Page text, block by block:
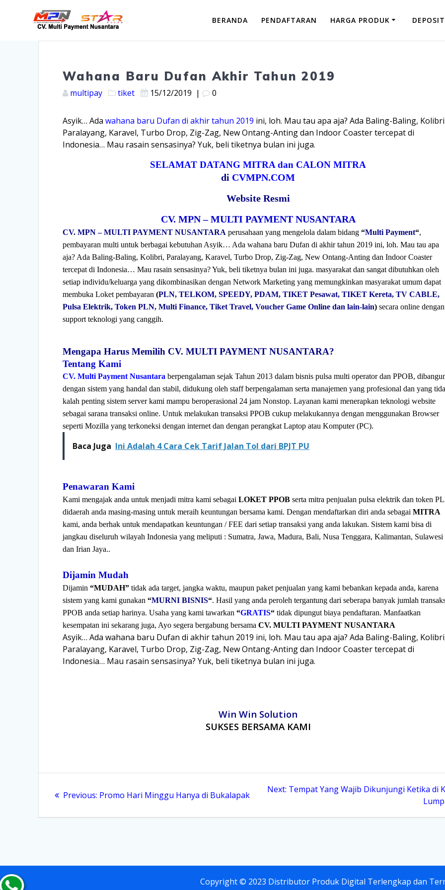
BERANDA PENDAFTARAN HARGA PRODUK DEPOSIT
Wahana Baru Dufan Akhir Tahun 2019
multipay tiket 15/12/2019 | 0
Asyik… Adawahana baru Dufan di akhir tahun 2019 ini, loh. Mau tau apa aja? Ada Baling-Baling,
Paralayang, Karavel, Turbo Drop, Zig-Zag, New Ontang-Anting dan Indoor Coaster tercepat di
Indonesia… Mau rasain sensasinya? Yuk, beli tiketnya bulan ini juga.
SELAMAT DATANG MITRA dan CALON MITRA
di CVMPN.COM
Website Resmi
CV. MPN – MULTI PAYMENT NUSANTARA
CV. MPN – MULTI PAYMENT NUSANTARA perusahaan yang mengelola dalam bidang“Multi Payment“,
pembayaran multi untuk berbagai kebutuhan Asyik… Ada wahana baru Dufan di akhir tahun 2019 ini, loh. Mau tau apa
aja? Ada Baling-Baling, Kolibri, Paralayang, Karavel, Turbo Drop, Zig-Zag, New Ontang-Anting dan Indoor Coaster
tercepat di Indonesia… Mau rasain sensasinya? Yuk, beli tiketnya bulan ini juga. masyarakat dan sangat dibutuhkan oleh
setiap individu/keluarga yang dikombinasikan dengan Network Marketing yang memungkinkan masyarakat umum dapat
membuka Loket pembayaran(PLN, TELKOM, SPEEDY, PDAM, TIKET Pesawat, TIKET Kereta, TV CABLE,
Pulsa Elektrik, Token PLN, Multi Finance, Tiket Travel, Voucher Game Online dan lain-lain) secara online dengan
support teknologi yang canggih.
Mengapa Harus Memilih CV. MULTI PAYMENT NUSANTARA?
Tentang Kami
CV. Multi Payment Nusantara berpengalaman sejak Tahun 2013 dalam bisnis pulsa multi operator dan PPOB,
dengan sistem yang handal dan stabil, didukung oleh staff berpengalaman serta manajemen yang profesional dan yang
kalah penting sistem server kami mampu beroperasional 24 jam Nonstop. Layanan kami menerapkan teknologi website
sebagai sarana transaksi online. Untuk melakukan transaksi PPOB cukup melakukannya dengan menggunakan Browser
seperti Mozilla yang terkoneksi dengan internet dan dengan perangkat Laptop atau Komputer (PC).
Baca Juga Ini Adalah 4 Cara Cek Tarif Jalan Tol dari BPJT PU
Penawaran Kami
Kami mengajak anda untuk menjadi mitra kami sebagaiLOKET PPOB serta mitra penjualan pulsa elektrik dan token
didaerah anda masing-masing untuk meraih keuntungan bersama kami. Dengan mendaftarkan diri anda sebagaiMITRA
kami, anda berhak untuk mendapatkan keuntungan / FEE dari setiap transaksi yang anda lakukan. Sistem kami bisa di
jangkau diseluruh wilayah Indonesia yang meliputi : Sumatra, Jawa, Madura, Bali, Nusa Tenggara, Kalimantan, Sulawesi
dan Irian Jaya..
Dijamin Mudah
Dijamin“MUDAH” tidak ada target, jangka waktu, maupun paket penjualan yang kami bebankan kepada anda, karena
sistem yang kami gunakan“MURNI BISNIS“. Hasil yang anda peroleh tergantung dari seberapa banyak jumlah
PPOB anda setiap harinya. Usaha yang kami tawarkan“GRATIS“ tidak dipungut biaya pendaftaran. Manfaatkan
kesempatan ini sekarang juga, Ayo segera bergabung bersamaCV. MULTI PAYMENT NUSANTARA
Asyik… Ada wahana baru Dufan di akhir tahun 2019 ini, loh. Mau tau apa aja? Ada Baling-Baling,
Paralayang, Karavel, Turbo Drop, Zig-Zag, New Ontang-Anting dan Indoor Coaster tercepat di
Indonesia… Mau rasain sensasinya? Yuk, beli tiketnya bulan ini juga.
Win Win Solution
SUKSES BERSAMA KAMI
navigation
Previous: Previous
Promo Hari Minggu Hanya di Bukalapak
Next: Next
Tempat Yang Wajib Dikunjungi Ketika di
Copyright © 2023 Distributor Produk Digital Terlengkap dan